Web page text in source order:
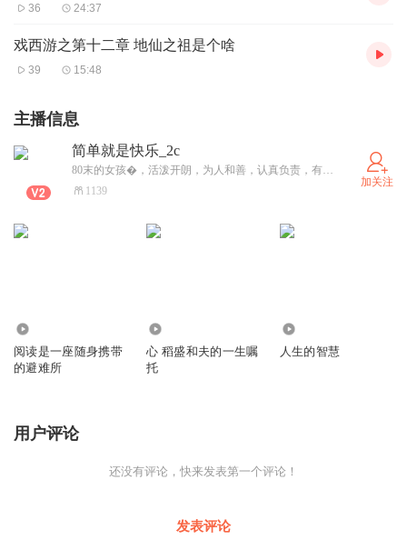
36 24:37
戏西游之第十二章 地仙之祖是个啥
39 15:48
主播信息
简单就是快乐_2c
80末的女孩�，活泼开朗，为人和善，认真负责，有自己的想法，心想往自由，可是却不由己！�
1139
加关注
阅读是一座随身携带
的避难所
心 稻盛和夫的一生嘱
托
人生的智慧
用户评论
还没有评论，快来发表第一个评论！
发表评论